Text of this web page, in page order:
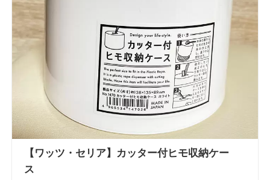
【ワッツ・セリア】カッター付ヒモ収納ケー
ス